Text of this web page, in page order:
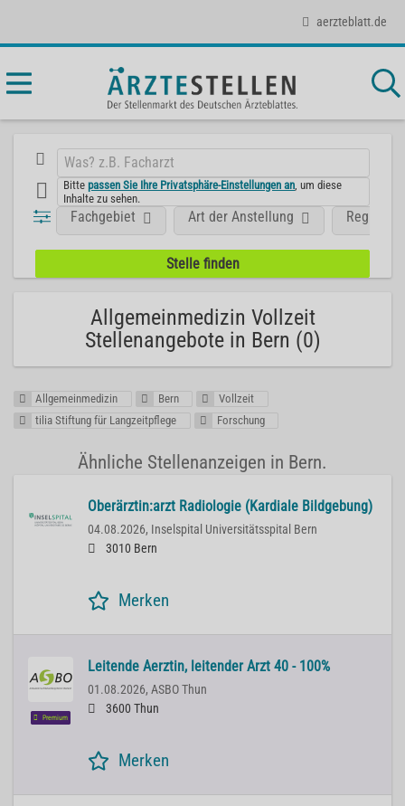
aerzteblatt.de
Bittepassen Sie Ihre Privatsphäre-Einstellungen an , um diese
Inhalte zu sehen.
Fachgebiet Art der Anstellung Region
Allgemeinmedizin Vollzeit
Stellenangebote in Bern (0)
Allgemeinmedizin Bern
Vollzeit
tilia Stiftung für Langzeitpflege
Forschung
Ähnliche Stellenanzeigen in Bern.
Oberärztin:arzt Radiologie (Kardiale Bildgebung)
04.08.2026, Inselspital Universitätsspital Bern
3010 Bern
Merken
Premium
Leitende Aerztin, leitender Arzt 40 - 100%
01.08.2026, ASBO Thun
3600 Thun
Merken